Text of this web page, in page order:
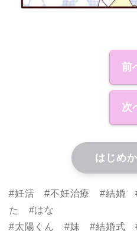
前
次
はじめ
#妊活 #不妊治療 #結婚
た #はな
#太陽くん #妹 #結婚式